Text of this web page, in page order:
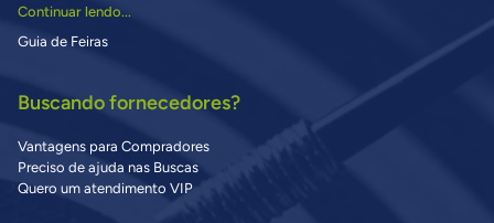
Continuar lendo...
Guia de Feiras
Buscando fornecedores?
Vantagens para Compradores
Preciso de ajuda nas Buscas
Quero um atendimento VIP